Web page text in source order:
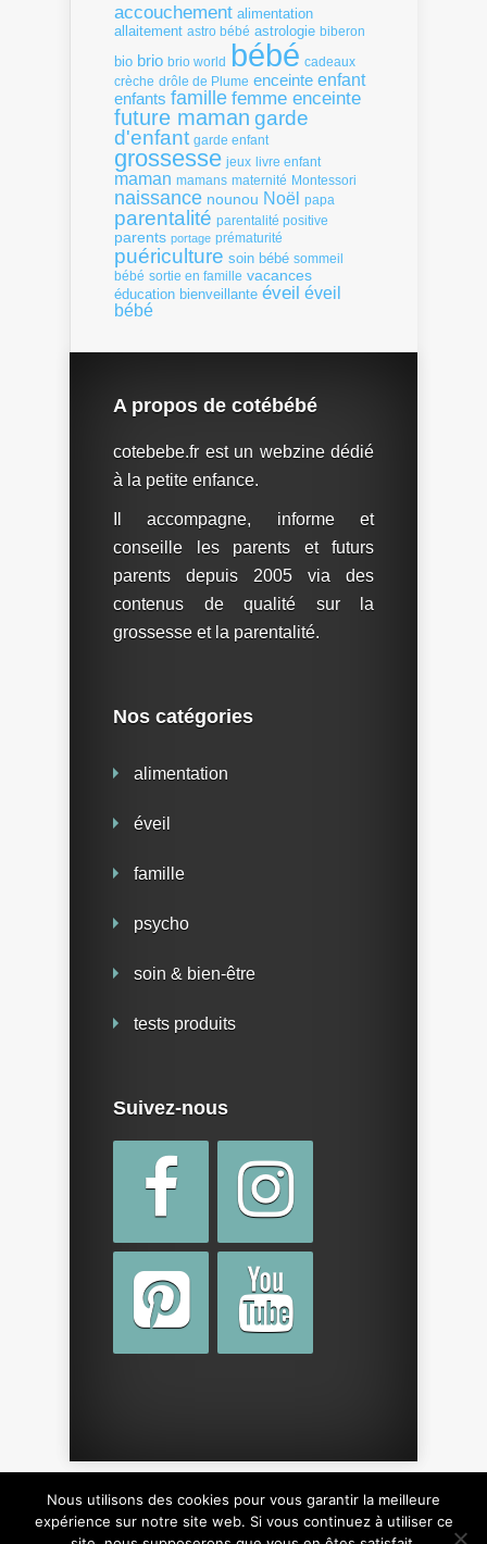
accouchement alimentation
allaitement astro bébé astrologie biberon
bio brio brio world bébé cadeaux
crèche drôle de Plume enceinte enfant
enfants famille femme enceinte
future maman garde
d'enfant garde enfant
grossesse jeux livre enfant
maman mamans maternité Montessori
naissance nounou Noël papa
parentalité parentalité positive
parents portage prématurité
puériculture soin bébé sommeil
bébé sortie en famille vacances
éducation bienveillante éveil éveil
bébé
A propos de cotébébé
cotebebe.fr est un webzine dédié
à la petite enfance.
Il accompagne, informe et
conseille les parents et futurs
parents depuis 2005 via des
contenus de qualité sur la
grossesse et la parentalité.
Nos catégories
alimentation
éveil
famille
psycho
soin & bien-être
tests produits
Suivez-nous
Copyright © 2015 parcotebebe.fr. Tous droits
Nous utilisons des cookies pour vous garantir la meilleure
expérience sur notre site web. Si vous continuez à utiliser ce